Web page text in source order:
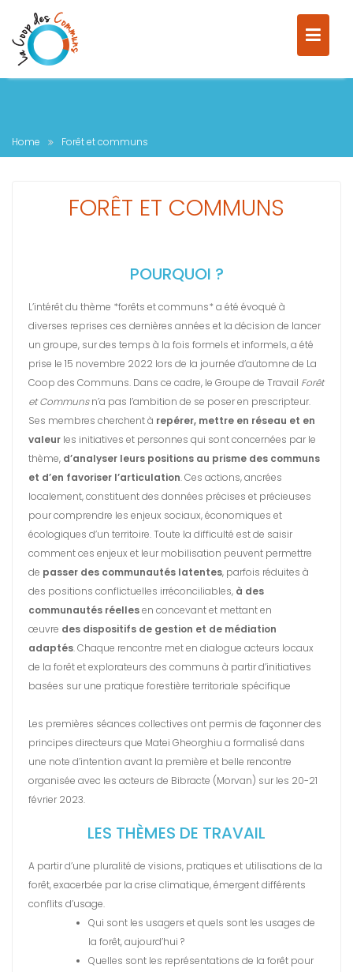
Home Forêt et communs
FORÊT ET COMMUNS
POURQUOI ?
L’intérêt du thème *forêts et communs* a été évoqué à
diverses reprises ces dernières années et la décision de lancer
un groupe, sur des temps à la fois formels et informels, a été
prise le 15 novembre 2022 lors de la journée d’automne de La
Coop des Communs. Dans ce cadre, le Groupe de Travail Forêt
et Communsn’a pas l’ambition de se poser en prescripteur.
Ses membres cherchent à repérer, mettre en réseau et en
valeur les initiatives et personnes qui sont concernées par le
thème, d’analyser leurs positions au prisme des communs
et d’en favoriser l’articulation. Ces actions, ancrées
localement, constituent des données précises et précieuses
pour comprendre les enjeux sociaux, économiques et
écologiques d’un territoire. Toute la difficulté est de saisir
comment ces enjeux et leur mobilisation peuvent permettre
de passer des communautés latentes, parfois réduites à
des positions conflictuelles irréconciliables, à des
communautés réellesen concevant et mettant en
œuvre des dispositifs de gestion et de médiation
adaptés. Chaque rencontre met en dialogue acteurs locaux
de la forêt et explorateurs des communs à partir d’initiatives
basées sur une pratique forestière territoriale spécifique
Les premières séances collectives ont permis de façonner des
principes directeurs que Matei Gheorghiu a formalisé dans
une note d’intention avant la première et belle rencontre
organisée avec les acteurs de Bibracte (Morvan) sur les 20-21
février 2023.
LES THÈMES DE TRAVAIL
A partir d’une pluralité de visions, pratiques et utilisations de la
forêt, exacerbée par la crise climatique, émergent différents
conflits d’usage.
Qui sont les usagers et quels sont les usages de
la forêt, aujourd’hui ?
Quelles sont les représentations de la forêt pour